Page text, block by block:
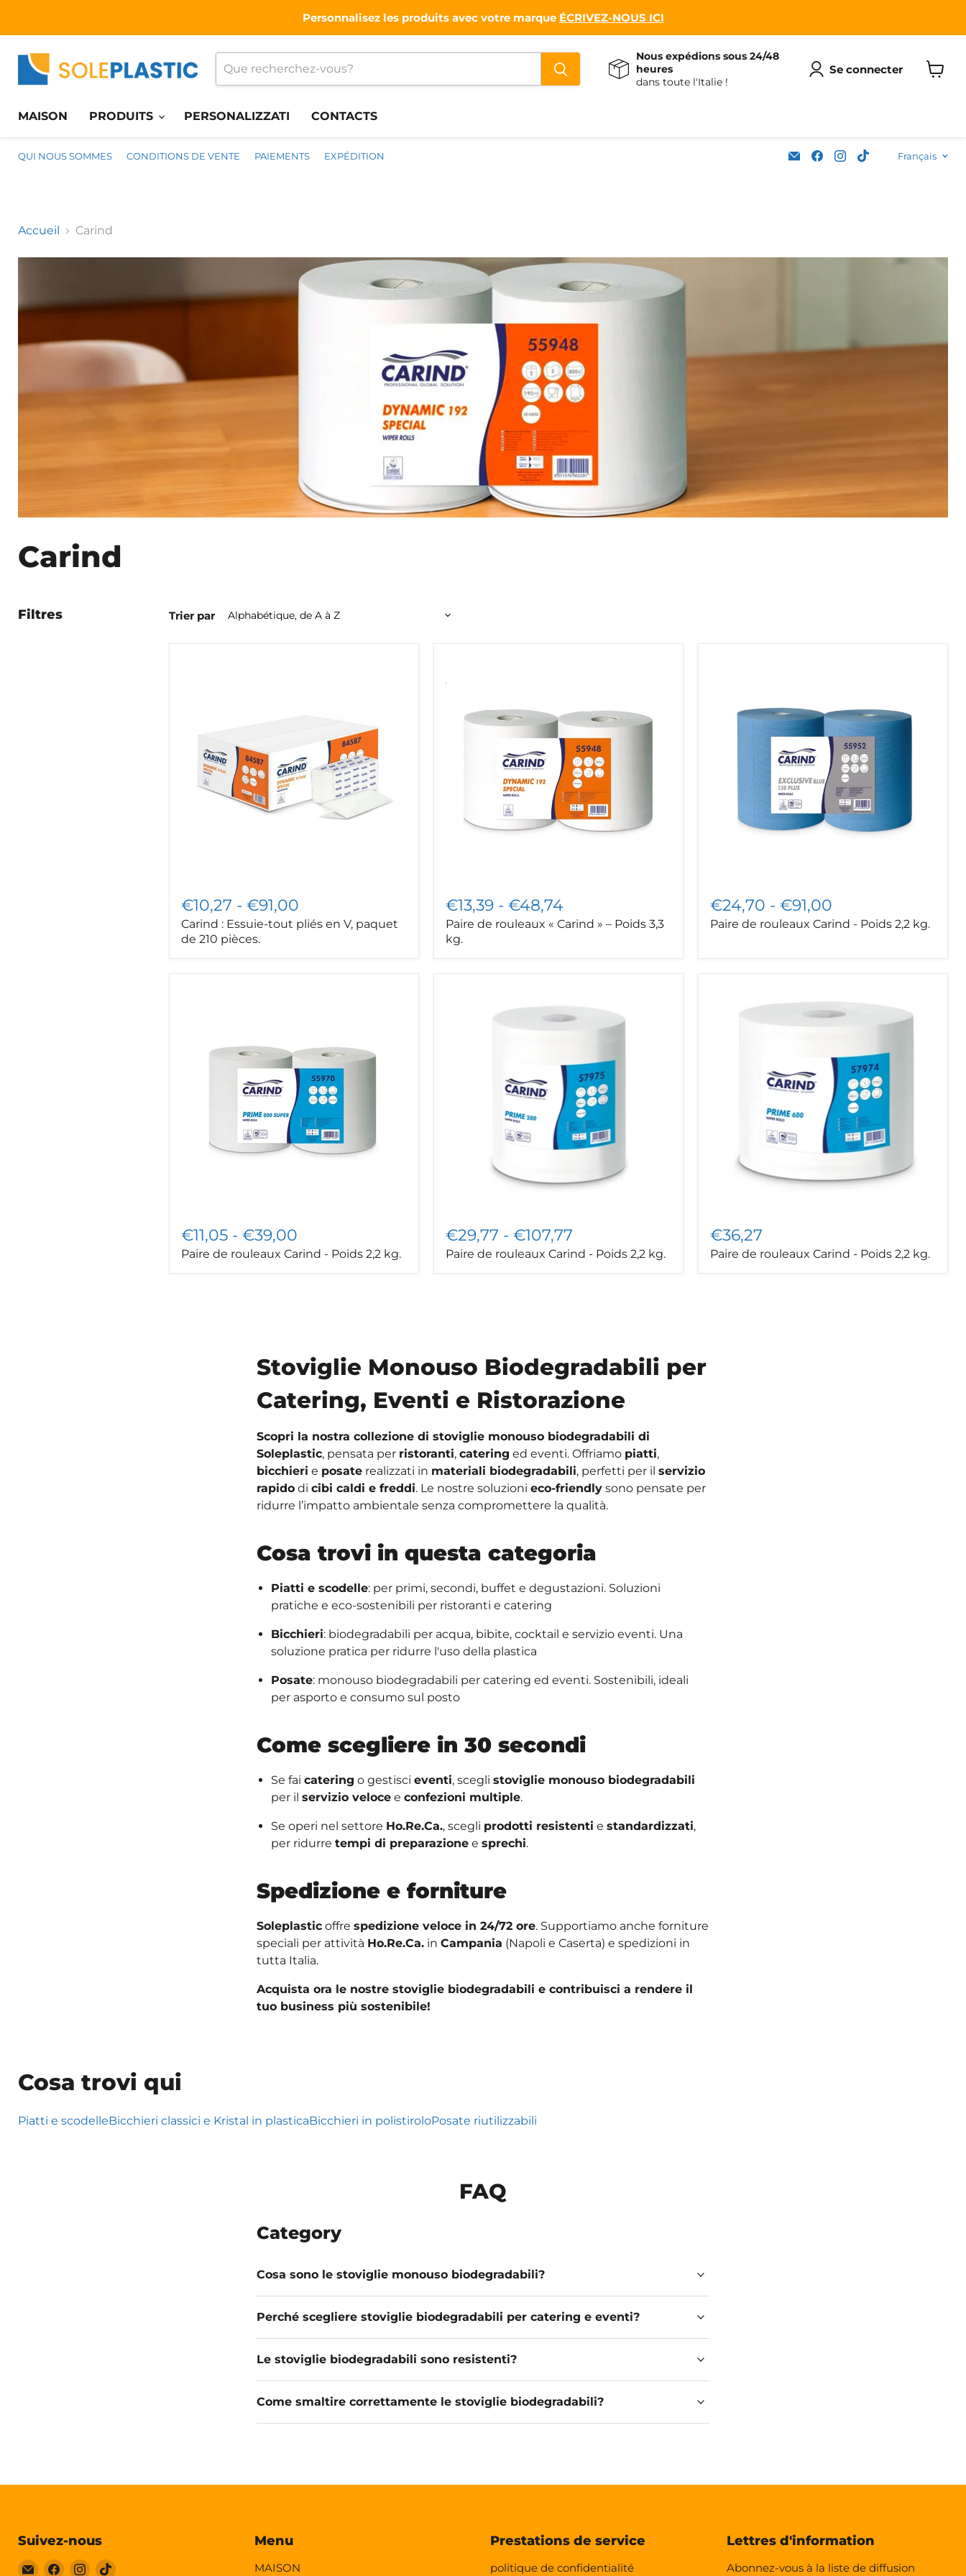
Personnalisez les produits avec votre marque ÉCRIVEZ-NOUS ICI
Nous expédions sous 24/48
heures
dans toute l'Italie !
Se connecter
MAISON PRODUITS PERSONALIZZATI CONTACTS
QUI NOUS SOMMES CONDITIONS DE VENTE PAIEMENTS EXPÉDITION
Email
Soleplastic
Trouvez-
nous
Trouvez-
nous
Trouvez-Français
Accueil Carind
Carind
Filtres Trier par
paquet
pièces.
€10,27 - €91,00
Carind : Essuie-tout pliés en V, paquet
de 210 pièces.
rouleaux
Carind
€13,39- €48,74
Paire de rouleaux « Carind » – Poids 3,3
kg.
€24,70 - €91,00
Paire de rouleaux Carind - Poids 2,2 kg.
Poids
€11,05 - €39,00
Paire de rouleaux Carind - Poids 2,2 kg.
rouleaux
€29,77 - €107,77
Paire de rouleaux Carind - Poids 2,2 kg.
€36,27
Paire de rouleaux Carind - Poids 2,2 kg.
Stoviglie Monouso Biodegradabili per
Catering, Eventi e Ristorazione
Scopri la nostra collezione di stoviglie monouso biodegradabili di
Soleplastic, pensata per ristoranti, catering ed eventi. Offriamo piatti,
bicchieri e posate realizzati in materiali biodegradabili, perfetti per il servizio
rapido di cibi caldi e freddi. Le nostre soluzioni eco-friendly sono pensate per
ridurre l’impatto ambientale senza compromettere la qualità.
Cosa trovi in questa categoria
Piatti e scodelle: per primi, secondi, buffet e degustazioni. Soluzioni
pratiche e eco-sostenibili per ristoranti e catering
Bicchieri: biodegradabili per acqua, bibite, cocktail e servizio eventi. Una
soluzione pratica per ridurre l'uso della plastica
Posate: monouso biodegradabili per catering ed eventi. Sostenibili, ideali
per asporto e consumo sul posto
Come scegliere in 30 secondi
Se fai catering o gestisci eventi, scegli stoviglie monouso biodegradabili
per il servizio veloce e confezioni multiple.
Se operi nel settore Ho.Re.Ca., scegli prodotti resistenti e standardizzati,
per ridurre tempi di preparazione e sprechi.
Spedizione e forniture
Soleplastic offre spedizione veloce in 24/72 ore. Supportiamo anche forniture
speciali per attività Ho.Re.Ca. in Campania (Napoli e Caserta) e spedizioni in
tutta Italia.
Acquista ora le nostre stoviglie biodegradabili e contribuisci a rendere il
tuo business più sostenibile!
Cosa trovi qui
Piatti e scodelleBicchieri classici e Kristal in plasticaBicchieri in polistiroloPosate riutilizzabili
FAQ
Category
Cosa sono le stoviglie monouso biodegradabili?
Perché scegliere stoviglie biodegradabili per catering e eventi?
Le stoviglie biodegradabili sono resistenti?
Come smaltire correttamente le stoviglie biodegradabili?
Suivez-nous
EmailTrouvez-Trouvez-Trouvez-
Menu
MAISON
Prestations de service
politique de confidentialité
Lettres d'information
Abonnez-vous à la liste de diffusion